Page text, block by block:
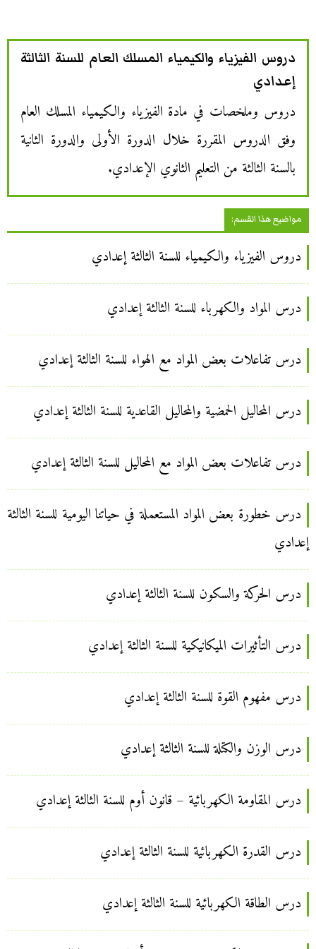
دروس الفيزياء والكيمياء المسلك العام للسنة الثالثة
إعدادي
دروس وملخصات في مادة الفيزياء والكيمياء المسلك العام
وفق الدروس المقررة خلال الدورة الأولى والدورة الثانية
بالسنة الثالثة من التعليم الثانوي الإعدادي.
مواضيع هذا القسم:
دروس الفيزياء والكيمياء للسنة الثالثة إعدادي
درس المواد والكهرباء للسنة الثالثة إعدادي
درس تفاعلات بعض المواد مع الهواء للسنة الثالثة إعدادي
درس المحاليل الحمضية والمحاليل القاعدية للسنة الثالثة إعدادي
درس تفاعلات بعض المواد مع المحاليل للسنة الثالثة إعدادي
درس خطورة بعض المواد المستعملة في حياتنا اليومية للسنة الثالثة
إعدادي
درس الحركة والسكون للسنة الثالثة إعدادي
درس التأثيرات الميكانيكية للسنة الثالثة إعدادي
درس مفهوم القوة للسنة الثالثة إعدادي
درس الوزن والكتلة للسنة الثالثة إعدادي
درس المقاومة الكهربائية – قانون أوم للسنة الثالثة إعدادي
درس القدرة الكهربائية للسنة الثالثة إعدادي
درس الطاقة الكهربائية للسنة الثالثة إعدادي